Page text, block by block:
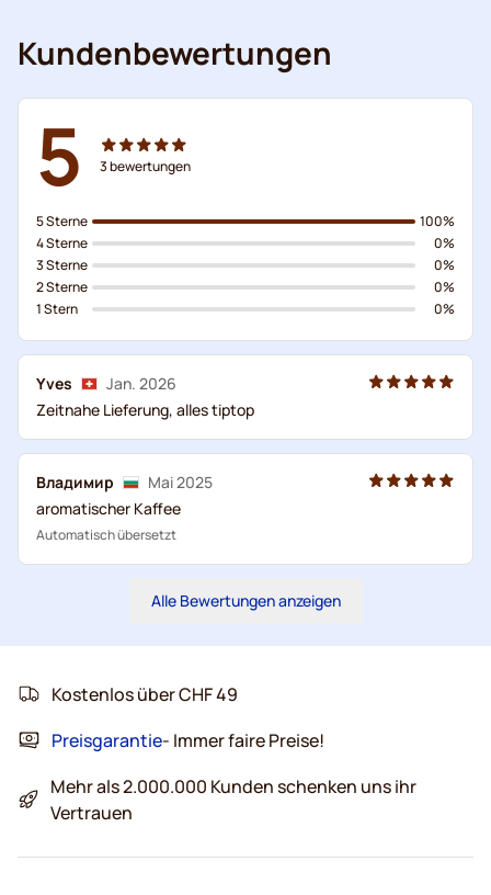
Kundenbewertungen
5 3bewertungen
5 Sterne
4 Sterne
3 Sterne
2 Sterne
1 Stern
100%
0%
0%
0%
0%
Yves
Jan. 2026
Zeitnahe Lieferung, alles tiptop
Владимир
Mai 2025
aromatischer Kaffee
Automatisch übersetzt
Alle Bewertungen anzeigen
Kostenlos über CHF 49
Preisgarantie- Immer faire Preise!
Mehr als 2.000.000 Kunden schenken uns ihr
Vertrauen